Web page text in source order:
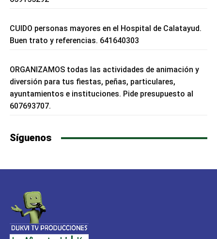
CUIDO personas mayores en el Hospital de Calatayud.
Buen trato y referencias. 641640303
ORGANIZAMOS todas las actividades de animación y
diversión para tus fiestas, peñas, particulares,
ayuntamientos e instituciones. Pide presupuesto al
607693707.
Síguenos